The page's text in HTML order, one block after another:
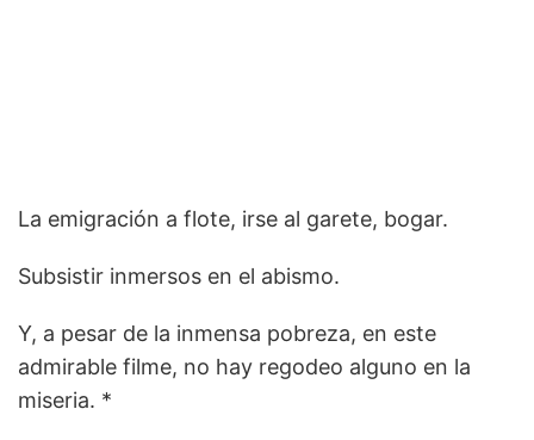
La emigración a flote, irse al garete, bogar.
Subsistir inmersos en el abismo.
Y, a pesar de la inmensa pobreza, en este
admirable filme, no hay regodeo alguno en la
miseria. *